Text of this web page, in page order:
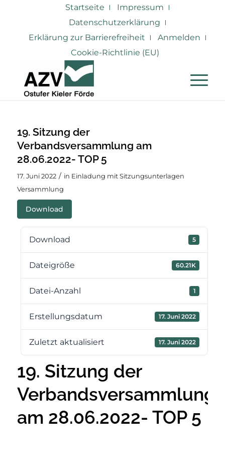
Startseite
Impressum
Datenschutzerklärung
Erklärung zur Barrierefreiheit
Anmelden
Cookie-Richtlinie (EU)
19. Sitzung der
Verbandsversammlung am
28.06.2022- TOP 5
17. Juni 2022 / in Einladung mit Sitzungsunterlagen
Versammlung
Download
Download 5
Dateigröße 60.21K
Datei-Anzahl 1
Erstellungsdatum 17. Juni 2022
Zuletzt aktualisiert 17. Juni 2022
19. Sitzung der
Verbandsversammlung
am 28.06.2022- TOP 5